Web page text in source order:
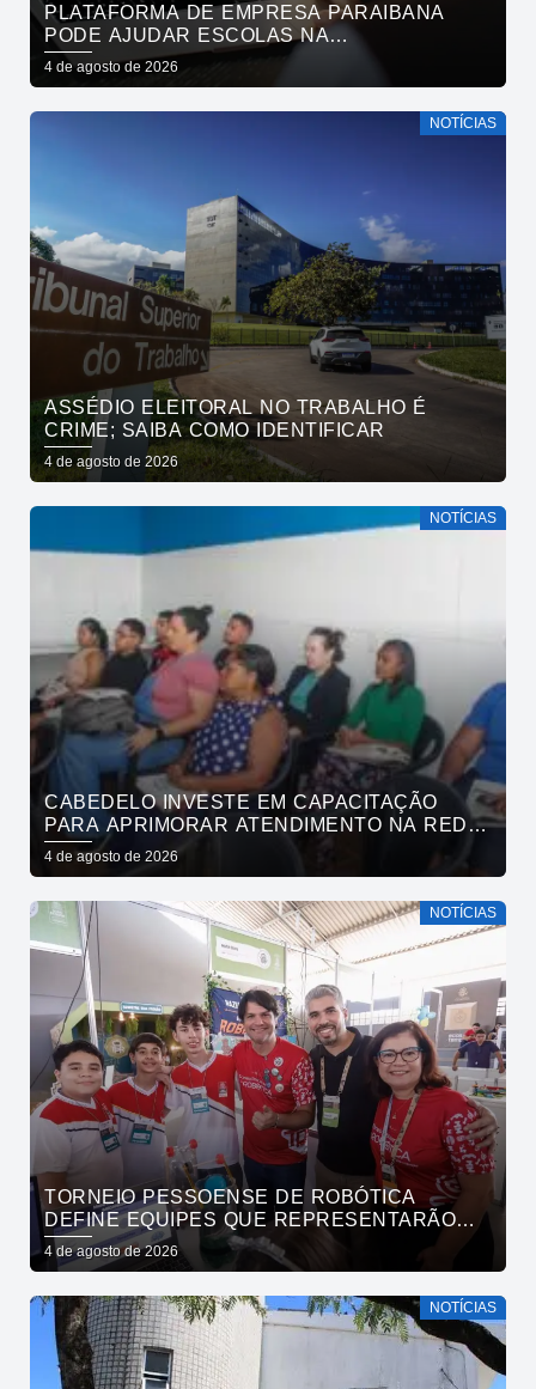
PLATAFORMA DE EMPRESA PARAIBANA
PODE AJUDAR ESCOLAS NA
IDENTIFICAÇÃO PRECOCE DE SINAIS DE
NEURODIVERGÊNCIA
4 de agosto de 2026
NOTÍCIAS
ASSÉDIO ELEITORAL NO TRABALHO É
CRIME; SAIBA COMO IDENTIFICAR
4 de agosto de 2026
NOTÍCIAS
CABEDELO INVESTE EM CAPACITAÇÃO
PARA APRIMORAR ATENDIMENTO NA REDE
DE BARES E RESTAURANTES
4 de agosto de 2026
NOTÍCIAS
TORNEIO PESSOENSE DE ROBÓTICA
DEFINE EQUIPES QUE REPRESENTARÃO
JOÃO PESSOA EM COMPETIÇÕES NACIONAL
E REGIONAL
4 de agosto de 2026
NOTÍCIAS